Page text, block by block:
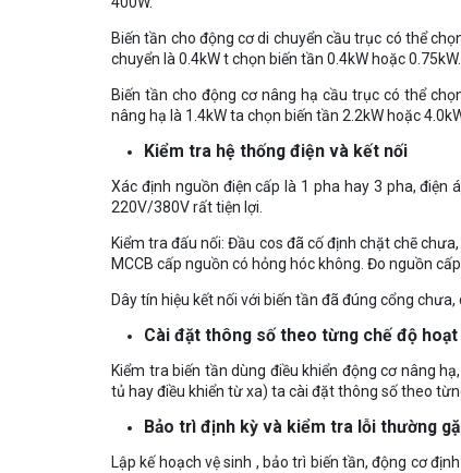
Biến tần cho động cơ di chuyển cầu trục có thể
chuyển là 0.4kW t chọn biến tần 0.4kW hoặc 0.75kW.
Biến tần cho động cơ nâng hạ cầu trục có thể
nâng hạ là 1.4kW ta chọn biến tần 2.2kW hoặc
Kiểm tra hệ thống điện và kết nối
Xác định nguồn điện cấp là 1 pha hay 3 pha, điện
220V/380V rất tiện lợi.
Kiểm tra đấu nối: Đầu cos đã cố định chặt chẽ
MCCB cấp nguồn có hỏng hóc không. Đo nguồn
Dây tín hiệu kết nối với biến tần đã đúng cổng
Cài đặt thông số theo từng chế độ
Kiểm tra biến tần dùng điều khiển động cơ nâng
tủ hay điều khiển từ xa) ta cài đặt thông số theo
Bảo trì định kỳ và kiểm tra lỗi thường
Lập kế hoạch vệ sinh , bảo trì biến tần, động cơ